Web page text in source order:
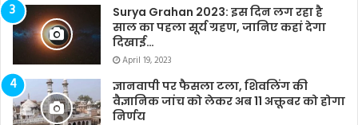
Surya Grahan 2023: इस दिन लग रहा है
साल का पहला सूर्य ग्रहण, जानिए कहां देगा
दिखाई…
April 19, 2023
ज्ञानवापी पर फैसला टला, शिवलिंग की
वैज्ञानिक जांच को लेकर अब 11 अक्तूबर को होगा
निर्णय